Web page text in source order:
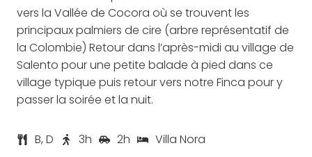
vers la Vallée de Cocora où se trouvent les
principaux palmiers de cire (arbre représentatif de
la Colombie) Retour dans l’après-midi au village de
Salento pour une petite balade à pied dans ce
village typique puis retour vers notre Finca pour y
passer la soirée et la nuit.
B, D 3h 2h Villa Nora